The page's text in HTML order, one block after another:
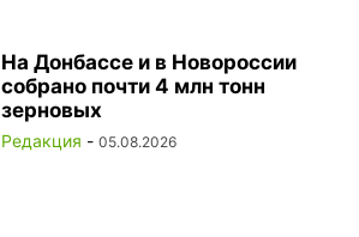
На Донбассе и в Новороссии
собрано почти 4 млн тонн
зерновых
Редакция - 05.08.2026